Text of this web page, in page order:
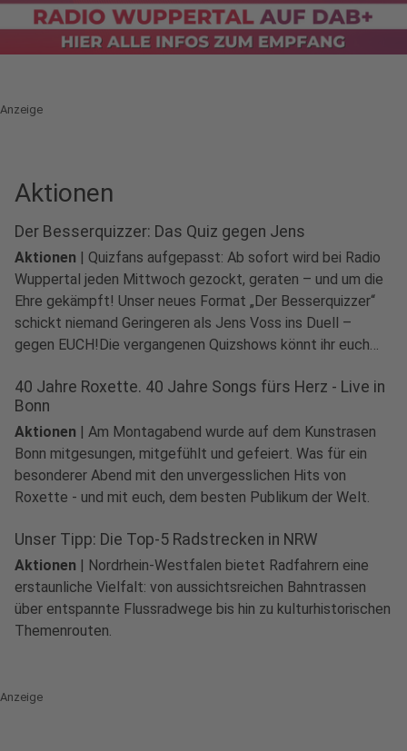
Anzeige
Aktionen
Der Besserquizzer: Das Quiz gegen Jens
Aktionen
Quizfans aufgepasst: Ab sofort wird bei Radio
Wuppertal jeden Mittwoch gezockt, geraten – und um die
Ehre gekämpft! Unser neues Format „Der Besserquizzer“
schickt niemand Geringeren als Jens Voss ins Duell –
gegen EUCH!Die vergangenen Quizshows könnt ihr euch
40 Jahre Roxette. 40 Jahre Songs fürs Herz - Live in
Bonn
Aktionen
Am Montagabend wurde auf dem Kunstrasen
Bonn mitgesungen, mitgefühlt und gefeiert. Was für ein
besonderer Abend mit den unvergesslichen Hits von
Roxette - und mit euch, dem besten Publikum der Welt.
Unser Tipp: Die Top-5 Radstrecken in NRW
Aktionen
Nordrhein-Westfalen bietet Radfahrern eine
erstaunliche Vielfalt: von aussichtsreichen Bahntrassen
über entspannte Flussradwege bis hin zu kulturhistorischen
Themenrouten.
Anzeige